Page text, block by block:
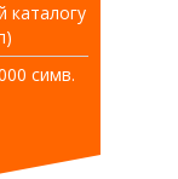
каталогу
симв.